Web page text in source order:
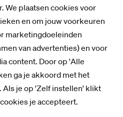
We plaatsen cookies voor
en om jouw voorkeuren
marketingdoeleinden
van advertenties) en voor
content. Door op 'Alle
ga je akkoord met het
Als je op 'Zelf instellen' klikt
je accepteert.